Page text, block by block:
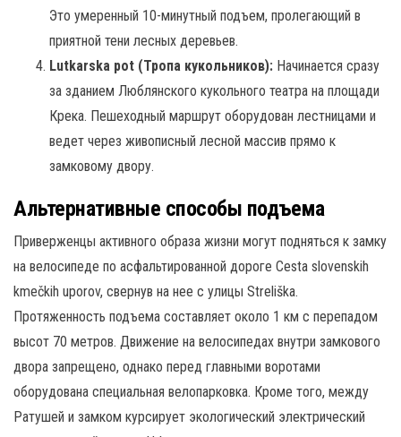
Это умеренный 10-минутный подъем, пролегающий в
приятной тени лесных деревьев.
Lutkarska pot (Тропа кукольников): Начинается сразу
за зданием Люблянского кукольного театра на площади
Крека. Пешеходный маршрут оборудован лестницами и
ведет через живописный лесной массив прямо к
замковому двору.
Альтернативные способы подъема
Приверженцы активного образа жизни могут подняться к замку
на велосипеде по асфальтированной дороге Cesta slovenskih
kmečkih uporov, свернув на нее с улицы Streliška.
Протяженность подъема составляет около 1 км с перепадом
высот 70 метров. Движение на велосипедах внутри замкового
двора запрещено, однако перед главными воротами
оборудована специальная велопарковка. Кроме того, между
Ратушей и замком курсирует экологический электрический